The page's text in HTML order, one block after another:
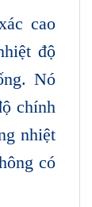
cao
độ
Nó
chính
nhiệt
có